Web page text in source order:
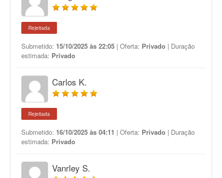
Rejeitada
Submetido: 15/10/2025 às 22:05 | Oferta: Privado | Duração
estimada: Privado
Carlos K.
Rejeitada
Submetido: 16/10/2025 às 04:11 | Oferta: Privado | Duração
estimada: Privado
Vanrley S.